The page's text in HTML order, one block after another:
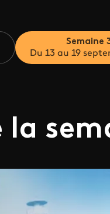
Semaine
Du 13 au 19